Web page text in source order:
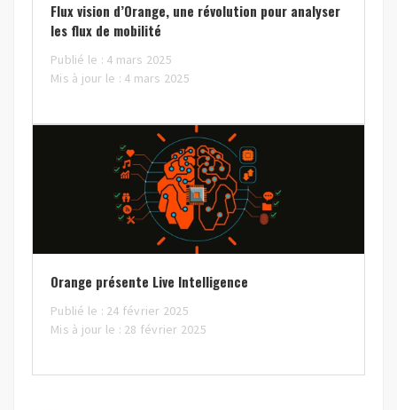
Flux vision d’Orange, une révolution pour analyser
les flux de mobilité
Publié le : 4 mars 2025
Mis à jour le : 4 mars 2025
Orange présente Live Intelligence
Publié le : 24 février 2025
Mis à jour le : 28 février 2025